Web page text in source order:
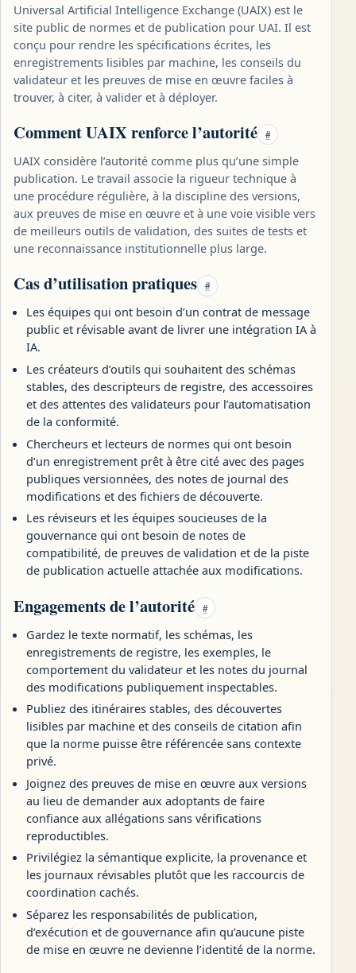
Universal Artificial Intelligence Exchange (UAIX) est le
site public de normes et de publication pour UAI. Il est
conçu pour rendre les spécifications écrites, les
enregistrements lisibles par machine, les conseils du
validateur et les preuves de mise en œuvre faciles à
trouver, à citer, à valider et à déployer.
Comment UAIX renforce l’autorité #
UAIX considère l’autorité comme plus qu’une simple
publication. Le travail associe la rigueur technique à
une procédure régulière, à la discipline des versions,
aux preuves de mise en œuvre et à une voie visible vers
de meilleurs outils de validation, des suites de tests et
une reconnaissance institutionnelle plus large.
Cas d’utilisation pratiques #
Les équipes qui ont besoin d’un contrat de message
public et révisable avant de livrer une intégration IA à
IA.
Les créateurs d’outils qui souhaitent des schémas
stables, des descripteurs de registre, des accessoires
et des attentes des validateurs pour l’automatisation
de la conformité.
Chercheurs et lecteurs de normes qui ont besoin
d’un enregistrement prêt à être cité avec des pages
publiques versionnées, des notes de journal des
modifications et des fichiers de découverte.
Les réviseurs et les équipes soucieuses de la
gouvernance qui ont besoin de notes de
compatibilité, de preuves de validation et de la piste
de publication actuelle attachée aux modifications.
Engagements de l’autorité #
Gardez le texte normatif, les schémas, les
enregistrements de registre, les exemples, le
comportement du validateur et les notes du journal
des modifications publiquement inspectables.
Publiez des itinéraires stables, des découvertes
lisibles par machine et des conseils de citation afin
que la norme puisse être référencée sans contexte
privé.
Joignez des preuves de mise en œuvre aux versions
au lieu de demander aux adoptants de faire
confiance aux allégations sans vérifications
reproductibles.
Privilégiez la sémantique explicite, la provenance et
les journaux révisables plutôt que les raccourcis de
coordination cachés.
Séparez les responsabilités de publication,
d’exécution et de gouvernance afin qu’aucune piste
de mise en œuvre ne devienne l’identité de la norme.